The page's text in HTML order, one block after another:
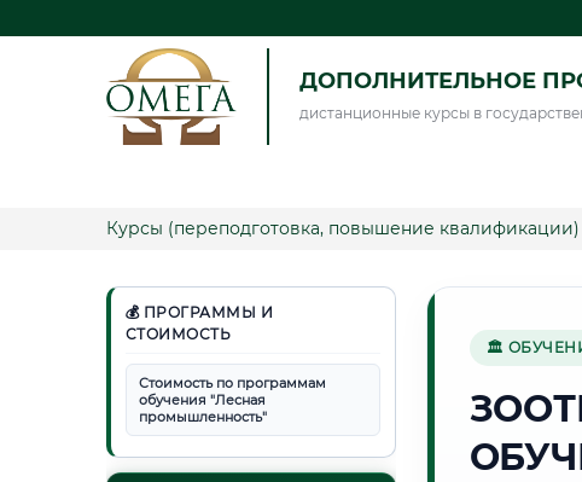
ДОПОЛНИТЕЛЬНОЕ
дистанционные курсы в
Курсы (переподготовка, повышение квалификации)
💰 ПРОГРАММЫ И
СТОИМОСТЬ
Стоимость по программам
обучения "Лесная
промышленность"
🏛